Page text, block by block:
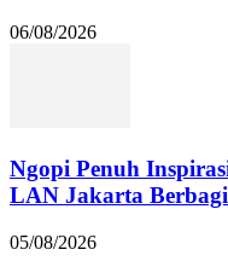
06/08/2026
Ngopi Penuh
LAN Jakarta
05/08/2026